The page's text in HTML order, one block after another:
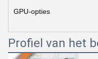
GPU-opties
Profiel van het